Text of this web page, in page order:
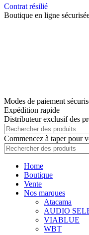
Contrat résilié
Boutique en ligne
Modes de paiement
Expédition rapide
Distributeur exclusif des
Commencez à taper pour
Home
Boutique
Vente
Nos marques
Atacama
AUDIO
VIABLUE
WBT